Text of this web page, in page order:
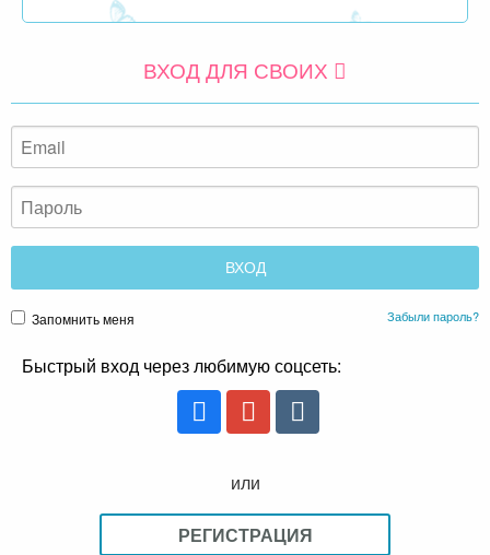
ВХОД ДЛЯ СВОИХ
Запомнить меня Забыли пароль?
Быстрый вход через любимую соцсеть:
или
РЕГИСТРАЦИЯ